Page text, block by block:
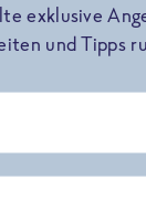
exklusive
und Tipps